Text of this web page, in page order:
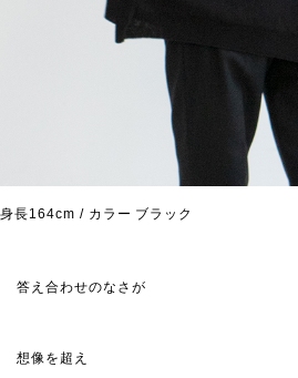
身長164cm / カラー ブラック
答え合わせのなさが
想像を超え